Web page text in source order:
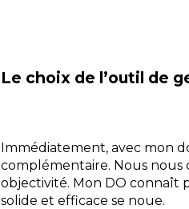
Le choix de l’outil de
Immédiatement, avec mon
complémentaire. Nous
objectivité. Mon DO connaît
solide et efficace se noue.